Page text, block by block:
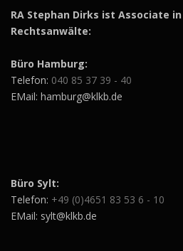
RA Stephan Dirks ist Associate
Rechtsanwälte:
Büro Hamburg:
Telefon: 040 85 37 39 - 40
EMail: hamburg@klkb.de
Büro Sylt:
Telefon: +49 (0)4651 83 53 6 - 10
EMail: sylt@klkb.de